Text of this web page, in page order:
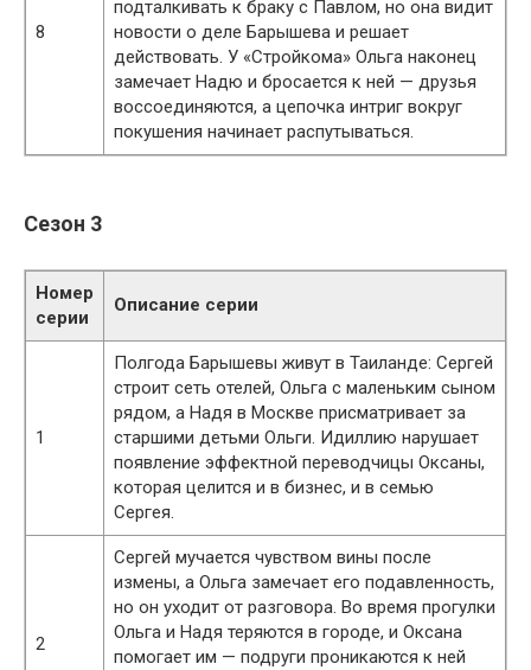
8
подталкивать к браку с Павлом, но она видит
новости о деле Барышева и решает
действовать. У «Стройкома» Ольга наконец
замечает Надю и бросается к ней — друзья
воссоединяются, а цепочка интриг вокруг
покушения начинает распутываться.
Сезон 3
Номер
серии
Описание серии
1
Полгода Барышевы живут в Таиланде: Сергей
строит сеть отелей, Ольга с маленьким сыном
рядом, а Надя в Москве присматривает за
старшими детьми Ольги. Идиллию нарушает
появление эффектной переводчицы Оксаны,
которая целится и в бизнес, и в семью
Сергея.
2
Сергей мучается чувством вины после
измены, а Ольга замечает его подавленность,
но он уходит от разговора. Во время прогулки
Ольга и Надя теряются в городе, и Оксана
помогает им — подруги проникаются к ней